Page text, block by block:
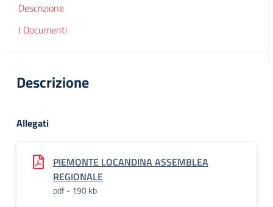
Descrizione
I Documenti
Descrizione
Allegati
PIEMONTE LOCANDINA ASSEMBLEA
REGIONALE
pdf - 190 kb